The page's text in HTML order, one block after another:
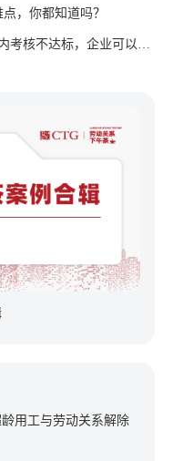
，你都知道吗？
考核不达标，企业可以与
用工与劳动关系解除